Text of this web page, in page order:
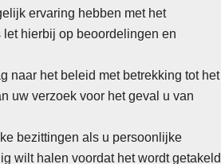
ervaring hebben met het
let hierbij op beoordelingen en
naar het beleid met betrekking tot het
uw verzoek voor het geval u van
bezittingen als u persoonlijke
wilt halen voordat het wordt getakeld